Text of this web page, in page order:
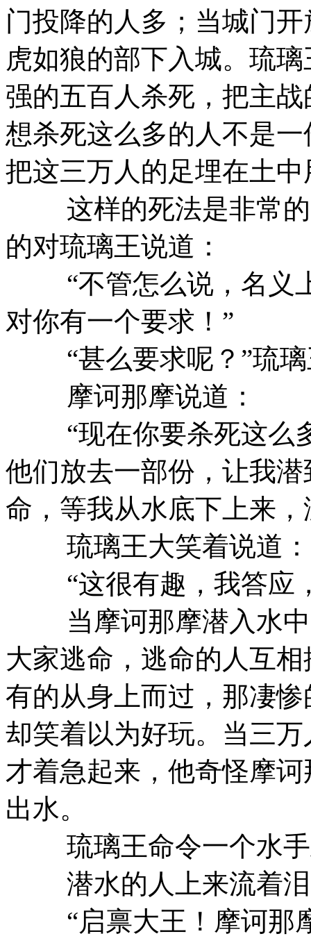
门投降的人多；当城门
虎如狼的部下入城。琉
强的五百人杀死，把主
想杀死这么多的人不是
把这三万人的足埋在土
这样的死法是非常的
的对琉璃王说道：
“不管怎么说，名义上
对你有一个要求！”
“甚么要求呢？”琉璃
摩诃那摩说道：
“现在你要杀死这么多
他们放去一部份，让我
命，等我从水底下上来
琉璃王大笑着说道：
“这很有趣，我答应
当摩诃那摩潜入水中
大家逃命，逃命的人互
有的从身上而过，那凄
却笑着以为好玩。当三
才着急起来，他奇怪摩
出水。
琉璃王命令一个水手
潜水的人上来流着泪
“启禀大王！摩诃那摩